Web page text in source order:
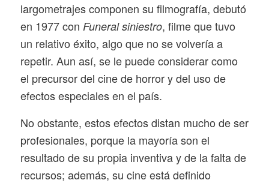
largometrajes componen su filmografía, debutó
en 1977 con Funeral siniestro, filme que tuvo
un relativo éxito, algo que no se volvería a
repetir. Aun así, se le puede considerar como
el precursor del cine de horror y del uso de
efectos especiales en el país.
No obstante, estos efectos distan mucho de ser
profesionales, porque la mayoría son el
resultado de su propia inventiva y de la falta de
recursos; además, su cine está definido